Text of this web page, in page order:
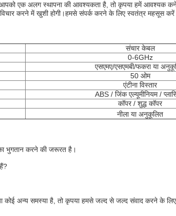
एक अलग स्थापना की आवश्यकता है, तो कृपया हमें आवश्यक
करने में खुशी होगी।हमसे संपर्क करने के लिए स्वतंत्र महसूस
संचार केबल
0-6GHz
एसएमए/एसएमबी/फकरा या
50 ओम
एंटीना विस्तार
ABS / जिंक एल्यूमीनियम /
कॉपर / शुद्ध कॉपर
नीला या अनुकूलित
भुगतान करने की जरूरत है।
कोई अन्य समस्या है, तो कृपया हमसे जल्द से जल्द संवाद करने के